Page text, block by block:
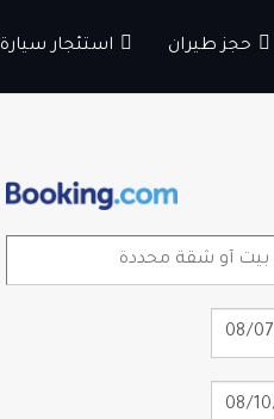
حجز طيران استئجار سيارة